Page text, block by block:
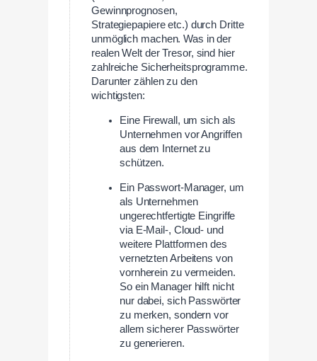
Gewinnprognosen,
Strategiepapiere etc.) durch Dritte
unmöglich machen. Was in der
realen Welt der Tresor, sind hier
zahlreiche Sicherheitsprogramme.
Darunter zählen zu den
wichtigsten:
Eine Firewall, um sich als
Unternehmen vor Angriffen
aus dem Internet zu
schützen.
Ein Passwort-Manager, um
als Unternehmen
ungerechtfertigte Eingriffe
via E-Mail-, Cloud- und
weitere Plattformen des
vernetzten Arbeitens von
vornherein zu vermeiden.
So ein Manager hilft nicht
nur dabei, sich Passwörter
zu merken, sondern vor
allem sicherer Passwörter
zu generieren.